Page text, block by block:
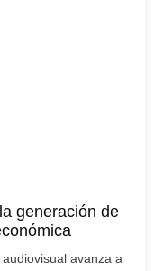
generación de
avanza a